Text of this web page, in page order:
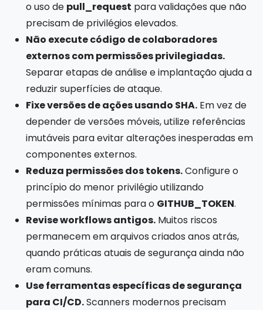
o uso de pull_request para validações que não
precisam de privilégios elevados.
Não execute código de colaboradores
externos com permissões privilegiadas.
Separar etapas de análise e implantação ajuda a
reduzir superfícies de ataque.
Fixe versões de ações usando SHA. Em vez de
depender de versões móveis, utilize referências
imutáveis para evitar alterações inesperadas em
componentes externos.
Reduza permissões dos tokens.Configure o
princípio do menor privilégio utilizando
permissões mínimas para o GITHUB_TOKEN.
Revise workflows antigos. Muitos riscos
permanecem em arquivos criados anos atrás,
quando práticas atuais de segurança ainda não
eram comuns.
Use ferramentas específicas de segurança
para CI/CD.Scanners modernos precisam